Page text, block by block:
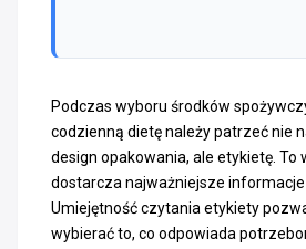
Podczas wyboru środków
codzienną dietę należy patrzeć nie
design opakowania, ale etykietę. To
dostarcza najważniejsze informacje
Umiejętność czytania etykiety
wybierać to, co odpowiada